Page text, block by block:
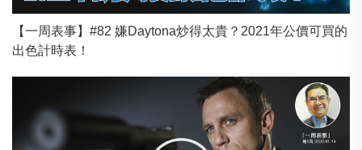
【一周表事】#82 嫌Daytona炒得太貴？2021年公價可買的
出色計時表！